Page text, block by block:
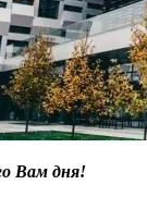
Вам дня!